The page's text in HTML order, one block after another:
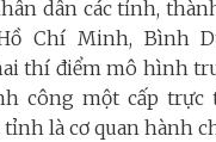
dân các tỉnh,
Chí Minh, Bình
thí điểm mô hình
công một cấp trực
là cơ quan hành